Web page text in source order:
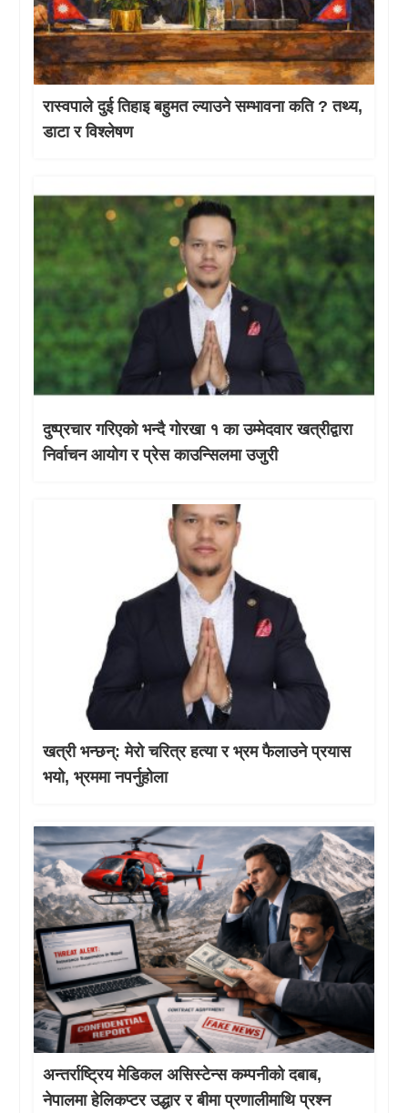
रास्वपाले दुई तिहाइ बहुमत ल्याउने सम्भावना कति ? तथ्य,
डाटा र विश्लेषण
दुष्प्रचार गरिएको भन्दै गोरखा १ का उम्मेदवार खत्रीद्वारा
निर्वाचन आयोग र प्रेस काउन्सिलमा उजुरी
खत्री भन्छन्: मेरो चरित्र हत्या र भ्रम फैलाउने प्रयास
भयो, भ्रममा नपर्नुहोला
अन्तर्राष्ट्रिय मेडिकल असिस्टेन्स कम्पनीको दबाब,
नेपालमा हेलिकप्टर उद्धार र बीमा प्रणालीमाथि प्रश्न